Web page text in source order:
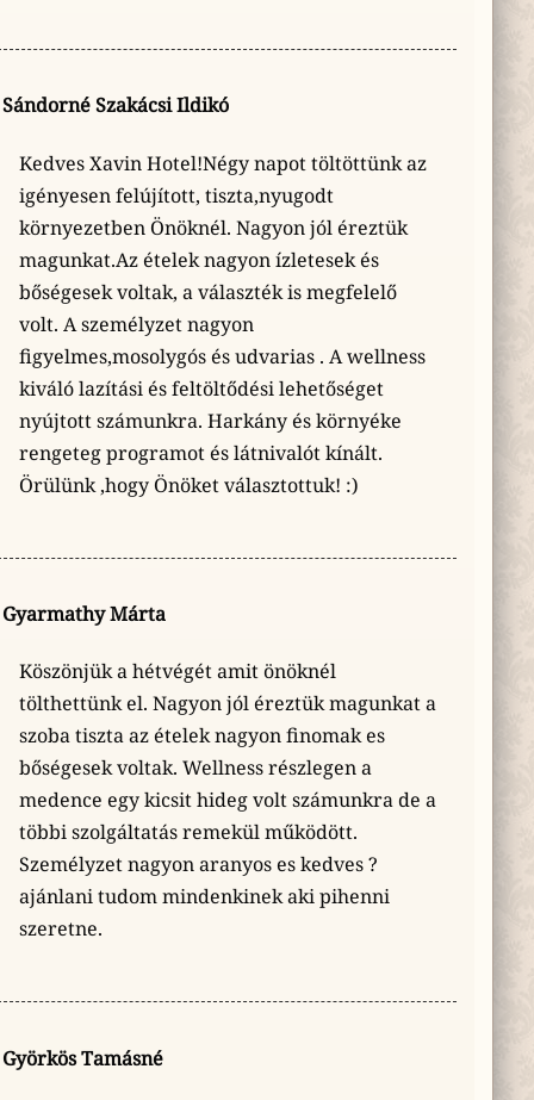
Sándorné Szakácsi Ildikó
Kedves Xavin Hotel!Négy napot töltöttünk az
igényesen felújított, tiszta,nyugodt
környezetben Önöknél. Nagyon jól éreztük
magunkat.Az ételek nagyon ízletesek és
bőségesek voltak, a választék is megfelelő
volt. A személyzet nagyon
figyelmes,mosolygós és udvarias . A wellness
kiváló lazítási és feltöltődési lehetőséget
nyújtott számunkra. Harkány és környéke
rengeteg programot és látnivalót kínált.
Örülünk ,hogy Önöket választottuk! :)
Gyarmathy Márta
Köszönjük a hétvégét amit önöknél
tölthettünk el. Nagyon jól éreztük magunkat a
szoba tiszta az ételek nagyon finomak es
bőségesek voltak. Wellness részlegen a
medence egy kicsit hideg volt számunkra de a
többi szolgáltatás remekül működött.
Személyzet nagyon aranyos es kedves ?
ajánlani tudom mindenkinek aki pihenni
szeretne.
Györkös Tamásné